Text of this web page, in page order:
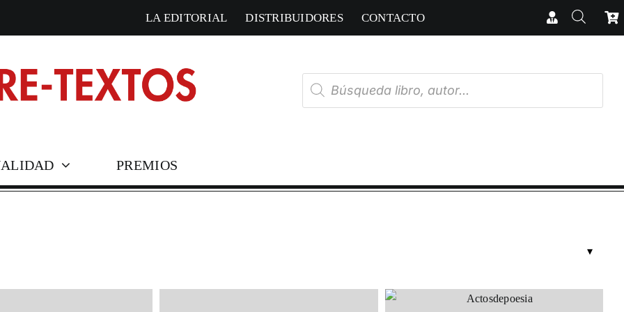
LA EDITORIAL DISTRIBUIDORES CONTACTO
Búsqueda
de
productos
Cosmópolis
PREMIOS